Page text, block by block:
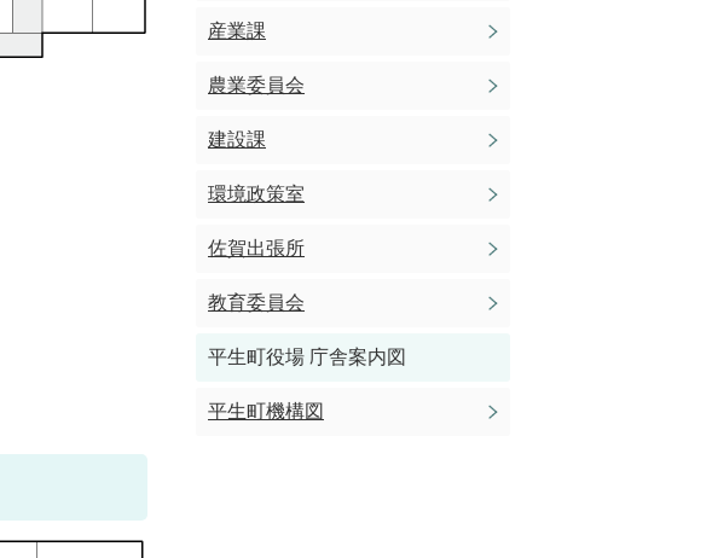
産業課
農業委員会
建設課
環境政策室
佐賀出張所
教育委員会
平生町役場 庁舎案内図
平生町機構図